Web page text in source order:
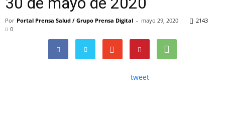
Por Portal Prensa Salud / Grupo Prensa Digital - mayo 29, 2020
2143
0
tweet